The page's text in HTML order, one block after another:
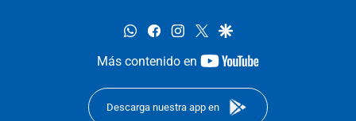
whatsappfacebookinstagram
twittergoogle
Más contenido en
youtube-
Descarga nuestra app en